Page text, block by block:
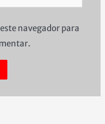
navegador para